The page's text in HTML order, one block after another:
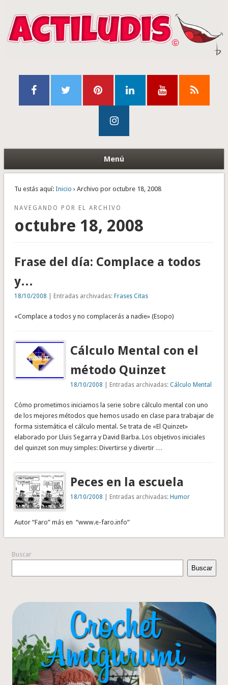
Menú
Tu estás aquí: Inicio › Archivo por octubre 18, 2008
NAVEGANDO POR EL ARCHIVO
octubre 18, 2008
Frase del día: Complace a todos
y…
18/10/2008 | Entradas archivadas: Frases Citas
«Complace a todos y no complacerás a nadie» (Esopo)
Cálculo Mental con el
método Quinzet
18/10/2008 | Entradas archivadas:Cálculo Mental
Cómo prometimos iniciamos la serie sobre cálculo mental con uno
de los mejores métodos que hemos usado en clase para trabajar de
forma sistemática el cálculo mental. Se trata de «El Quinzet»
elaborado por Lluis Segarra y David Barba. Los objetivos iniciales
del quinzet son muy simples: Divertirse y divertir …
Peces en la escuela
18/10/2008 | Entradas archivadas:Humor
Autor “Faro” más en “www.e-faro.info”
Buscar
Buscar